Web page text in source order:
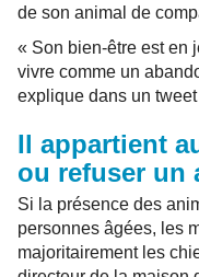
de son animal de
« Son bien-être est en
vivre comme un
explique dans un
Il appartient
ou refuser un
Si la présence des
personnes âgées, les
majoritairement les